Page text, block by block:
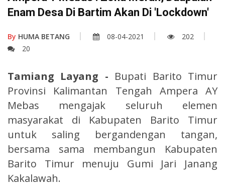
Enam Desa Di Bartim Akan Di 'lockdown'
By HUMA BETANG 08-04-2021
202
20
Tamiang Layang - Bupati Barito Timur
Provinsi Kalimantan Tengah Ampera AY
Mebas mengajak seluruh elemen
masyarakat di Kabupaten Barito Timur
untuk saling bergandengan tangan,
bersama sama membangun Kabupaten
Barito Timur menuju Gumi Jari Janang
Kakalawah.